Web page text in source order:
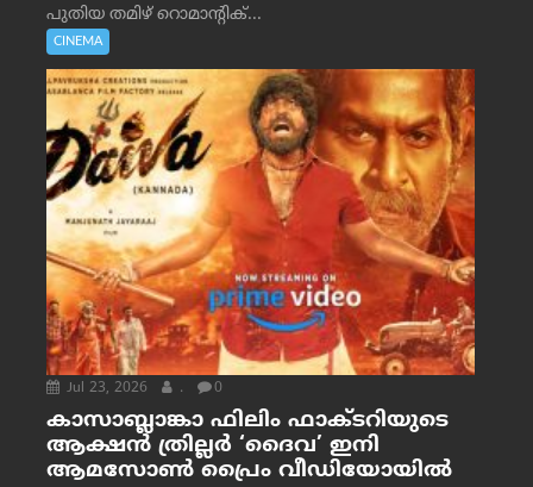
പുതിയ തമിഴ് റൊമാന്റിക്...
CINEMA
Jul 23, 2026 . 0
കാസാബ്ലാങ്കാ ഫിലിം ഫാക്ടറിയുടെ
ആക്ഷൻ ത്രില്ലർ ‘ദൈവ’ ഇനി
ആമസോൺ പ്രൈം വീഡിയോയിൽ